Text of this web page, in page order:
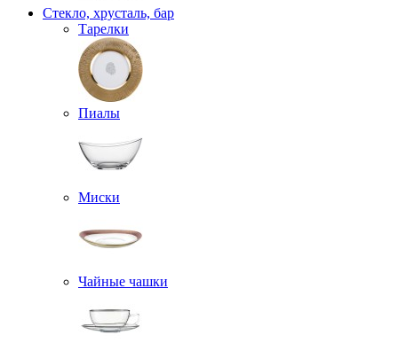
Стекло, хрусталь, бар
Тарелки
Пиалы
Миски
Чайные чашки